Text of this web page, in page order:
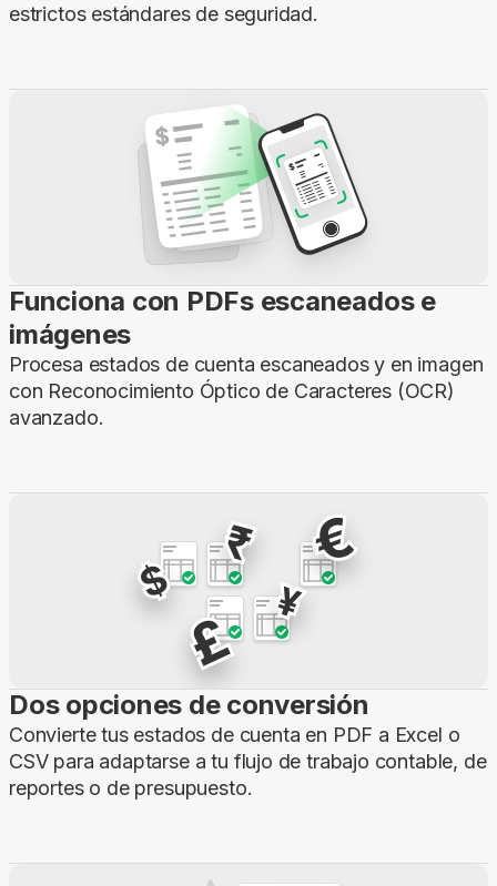
estrictos estándares de seguridad.
Funciona con PDFs escaneados e
imágenes
Procesa estados de cuenta escaneados y en imagen
con Reconocimiento Óptico de Caracteres (OCR)
avanzado.
Dos opciones de conversión
Convierte tus estados de cuenta en PDF a Excel o
CSV para adaptarse a tu flujo de trabajo contable, de
reportes o de presupuesto.